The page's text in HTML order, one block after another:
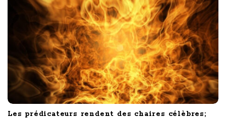
Les prédicateurs rendent des chaires célèbres;